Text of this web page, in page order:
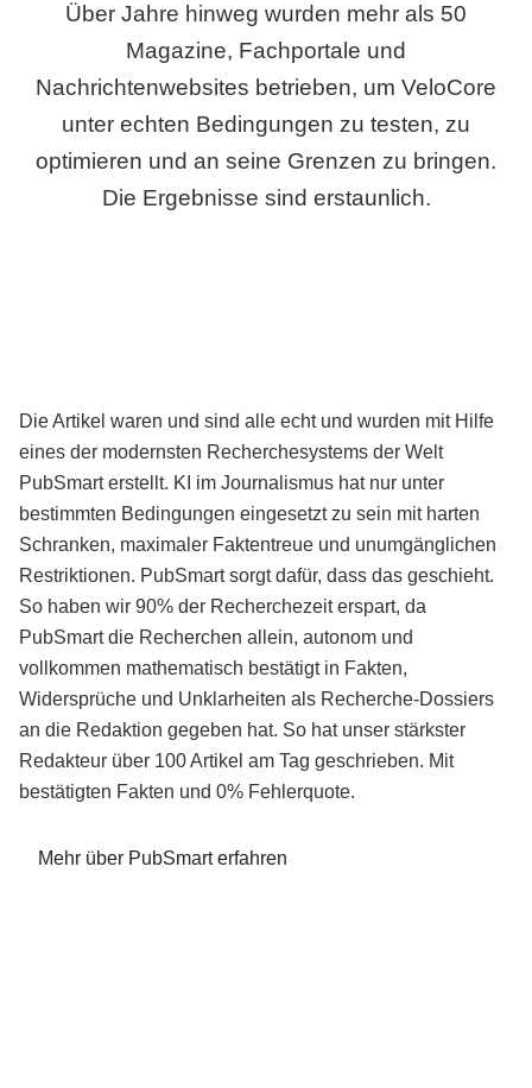
Über Jahre hinweg wurden mehr als 50
Magazine, Fachportale und
Nachrichtenwebsites betrieben, um VeloCore
unter echten Bedingungen zu testen, zu
optimieren und an seine Grenzen zu bringen.
Die Ergebnisse sind erstaunlich.
Die Artikel waren und sind alle echt und wurden mit Hilfe
eines der modernsten Recherchesystems der Welt
PubSmart erstellt. KI im Journalismus hat nur unter
bestimmten Bedingungen eingesetzt zu sein mit harten
Schranken, maximaler Faktentreue und unumgänglichen
Restriktionen. PubSmart sorgt dafür, dass das geschieht.
So haben wir 90% der Recherchezeit erspart, da
PubSmart die Recherchen allein, autonom und
vollkommen mathematisch bestätigt in Fakten,
Widersprüche und Unklarheiten als Recherche-Dossiers
an die Redaktion gegeben hat. So hat unser stärkster
Redakteur über 100 Artikel am Tag geschrieben. Mit
bestätigten Fakten und 0% Fehlerquote.
Mehr über PubSmart erfahren